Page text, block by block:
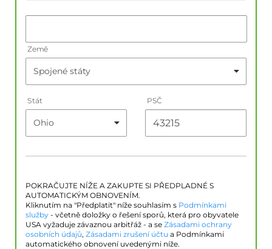
Země
Stát PSČ
POKRAČUJTE NÍŽE A ZAKUPTE SI PŘEDPLADNÉ S
AUTOMATICKÝM OBNOVENÍM.
Kliknutím na "Předplatit" níže souhlasím s Podmínkami
služby - včetně doložky o řešení sporů, která pro obyvatele
USA vyžaduje závaznou arbitřáž - a se Zásadami ochrany
osobních údajů, Zásadami zrušení účtu a Podmínkami
automatického obnovení uvedenými níže.